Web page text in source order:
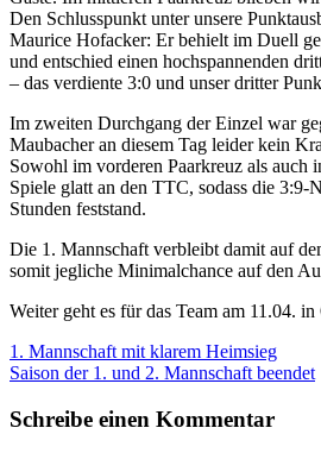
Den Schlusspunkt unter unsere
Maurice Hofacker: Er behielt im Duell
und entschied einen hochspannenden
– das verdiente 3:0 und unser dritter
Im zweiten Durchgang der Einzel war
Maubacher an diesem Tag leider kein
Sowohl im vorderen Paarkreuz als auch
Spiele glatt an den TTC, sodass die 3:9-
Stunden feststand.
Die 1. Mannschaft verbleibt damit auf
somit jegliche Minimalchance auf den
Weiter geht es für das Team am 11.04. in
1. Mannschaft mit klarem Heimsieg
Saison der 1. und 2. Mannschaft beendet
Schreibe einen Kommentar